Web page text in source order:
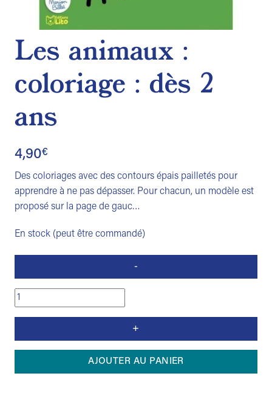
Les animaux :
coloriage : dès 2
ans
4,90€
Des coloriages avec des contours épais pailletés pour
apprendre à ne pas dépasser. Pour chacun, un modèle est
proposé sur la page de gauc…
En stock (peut être commandé)
quantité
de
:
AJOUTER AU PANIER